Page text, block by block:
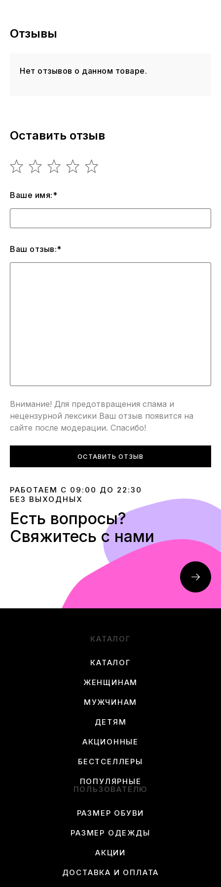
предназначению, но на полном воздушном баллоне.
Отзывы
Нет отзывов о данном товаре.
Оставить отзыв
Ваше имя:*
Ваш отзыв:*
Внимание! Для предотвращения спама и
нецензурной лексики Ваш отзыв появится на
сайте после модерации. Спасибо!
ОСТАВИТЬ ОТЗЫВ
РАБОТАЕМ С 09:00 ДО 22:30
БЕЗ ВЫХОДНЫХ
Есть вопросы?
Свяжитесь с нами
КАТАЛОГ
КАТАЛОГ
ЖЕНЩИНАМ
МУЖЧИНАМ
ДЕТЯМ
АКЦИОННЫЕ
БЕСТСЕЛЛЕРЫ
ПОПУЛЯРНЫЕ
ПОЛЬЗОВАТЕЛЮ
РАЗМЕР ОБУВИ
РАЗМЕР ОДЕЖДЫ
АКЦИИ
ДОСТАВКА И ОПЛАТА